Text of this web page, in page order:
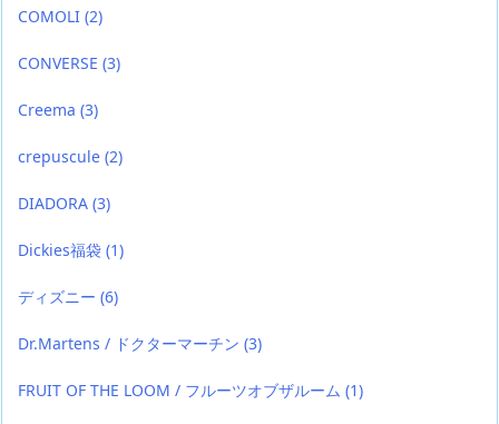
COMOLI (2)
CONVERSE (3)
Creema (3)
crepuscule (2)
DIADORA (3)
Dickies福袋 (1)
ディズニー (6)
Dr.Martens / ドクターマーチン (3)
FRUIT OF THE LOOM / フルーツオブザルーム (1)